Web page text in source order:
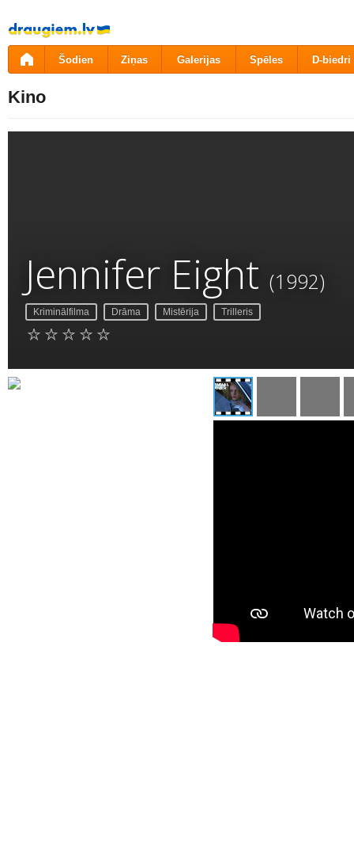
Pāriet
uz
saturu
Šodien Ziņas Galerijas Spēles D-biedri
Kino
Jennifer Eight (1992)
Kriminālfilma Drāma Mistērija Trilleris